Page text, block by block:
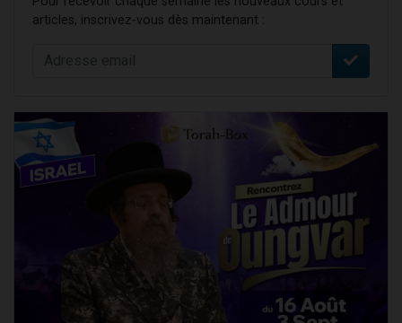
articles, inscrivez-vous dès maintenant :